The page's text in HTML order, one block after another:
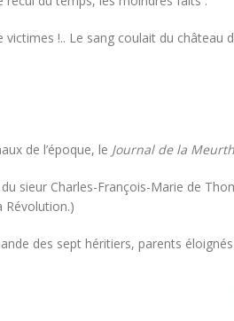
!.. Le sang coulait du château
de l’époque, le Journal de la
du sieur Charles-François-Marie de
Révolution.)
des sept héritiers, parents